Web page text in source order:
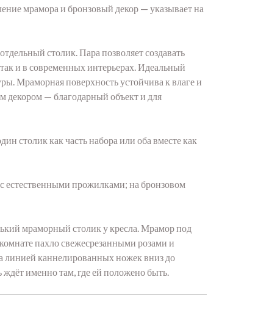
мрамора и бронзовый декор — указывает на
столик. Пара позволяет создавать
и в современных интерьерах. Идеальный
Мраморная поверхность устойчива к влаге и
декором — благодарный объект и для
столик как часть набора или оба вместе как
естественными прожилками; на бронзовом
мраморный столик у кресла. Мрамор под
пахло свежесрезанными розами и
линией каннелированных ножек вниз до
именно там, где ей положено быть.